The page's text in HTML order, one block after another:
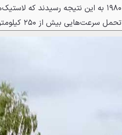
۱۹۸۰ به این نتیجه رسیدند که
تحمل سرعت‌هایی بیش از ۲۵۰ کیلومتر بر ساعت طراحی نشده‌اند.